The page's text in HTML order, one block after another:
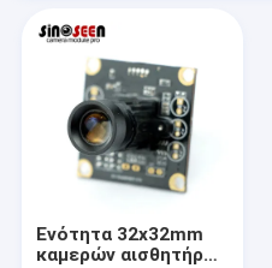
Ενότητα 32x32mm
καμερών αισθητήρων